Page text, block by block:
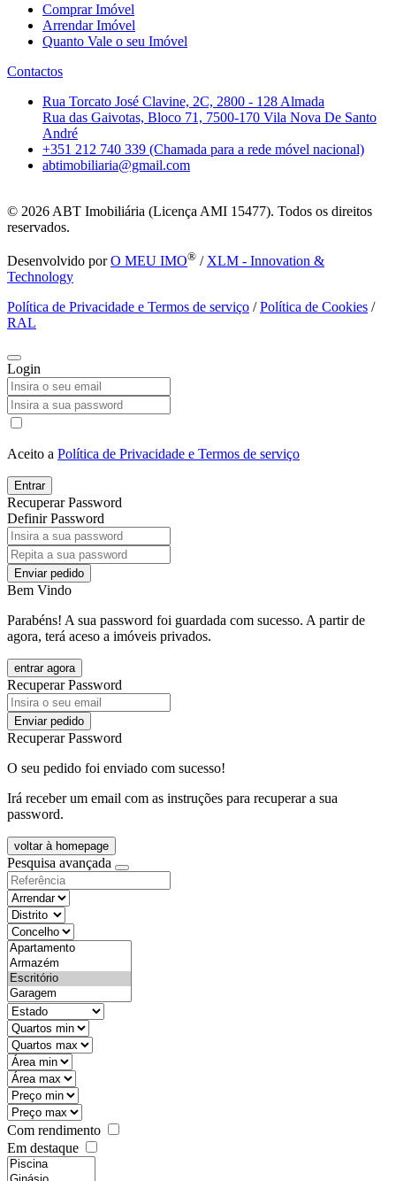
Comprar Imóvel
Arrendar Imóvel
Quanto Vale o seu Imóvel
Contactos
Rua Torcato José Clavine, 2C, 2800 - 128 Almada
Rua das Gaivotas, Bloco 71, 7500-170 Vila Nova De Santo
André
+351 212 740 339 (Chamada para a rede móvel nacional)
abtimobiliaria@gmail.com
© 2026 ABT Imobiliária (Licença AMI 15477). Todos os direitos
reservados.
Desenvolvido porO MEU IMO® / XLM - Innovation &
Technology
Política de Privacidade e Termos de serviço /Política de Cookies /
RAL
Login
Aceito a Política de Privacidade e Termos de serviço
Entrar
Recuperar Password
Definir Password
Enviar pedido
Bem Vindo
Parabéns! A sua password foi guardada com sucesso. A partir de
agora, terá aceso a imóveis privados.
entrar agora
Recuperar Password
Enviar pedido
Recuperar Password
O seu pedido foi enviado com sucesso!
Irá receber um email com as instruções para recuperar a sua
password.
voltar à homepage
Pesquisa avançada
objective
districtId
countyId
types
state
mintypo
maxtypo
minarea
maxarea
minprice
maxprice
Com rendimento
Em destaque
features